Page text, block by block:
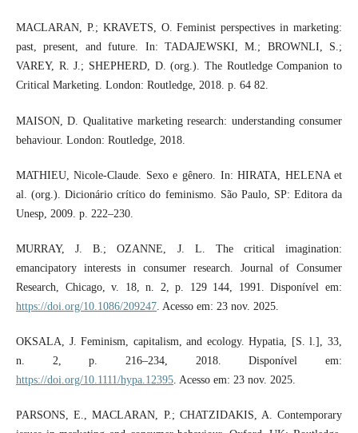
MACLARAN, P.; KRAVETS, O. Feminist perspectives in marketing:
past, present, and future. In: TADAJEWSKI, M.; BROWNLI, S.;
VAREY, R. J.; SHEPHERD, D. (org.). The Routledge Companion to
Critical Marketing. London: Routledge, 2018. p. 64 82.
MAISON, D. Qualitative marketing research: understanding consumer
behaviour. London: Routledge, 2018.
MATHIEU, Nicole-Claude. Sexo e gênero. In: HIRATA, HELENA et
al. (org.). Dicionário crítico do feminismo. São Paulo, SP: Editora da
Unesp, 2009. p. 222–230.
MURRAY, J. B.; OZANNE, J. L. The critical imagination:
emancipatory interests in consumer research. Journal of Consumer
Research, Chicago, v. 18, n. 2, p. 129 144, 1991. Disponível em:
https://doi.org/10.1086/209247. Acesso em: 23 nov. 2025.
OKSALA, J. Feminism, capitalism, and ecology. Hypatia, [S. l.], 33,
n. 2, p. 216–234, 2018. Disponível em:
https://doi.org/10.1111/hypa.12395. Acesso em: 23 nov. 2025.
PARSONS, E., MACLARAN, P.; CHATZIDAKIS, A. Contemporary